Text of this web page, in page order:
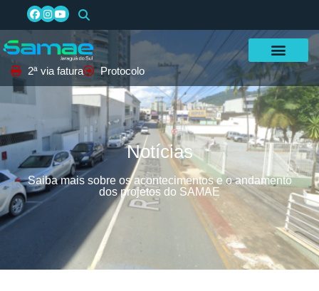
2ª via fatura Protocolo
Notícias
Saiba mais sobre os acontecimentos e o andamento
dos projetos do SAMAE